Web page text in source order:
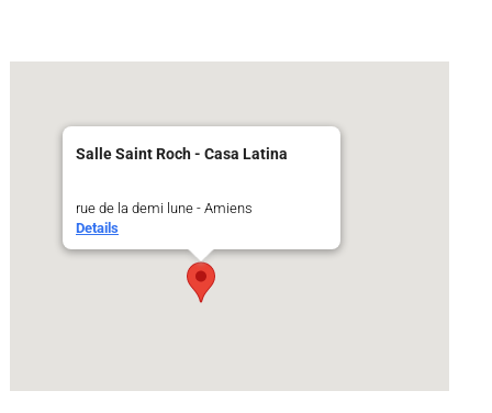
Salle Saint Roch - Casa Latina
rue de la demi lune - Amiens
Details